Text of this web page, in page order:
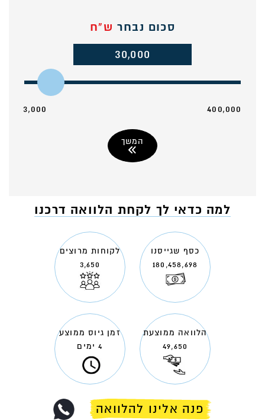
סכום נבחר ש"ח
30,000
3,000 400,000
המשך
למה כדאי לך לקחת הלוואה דרכנו
כסף שגייסנו
180,458,698
לקוחות מרוצים
3,650
הלוואה ממוצעת
49,650
זמן גיוס ממוצע
4 ימים
פנה אלינו להלוואה